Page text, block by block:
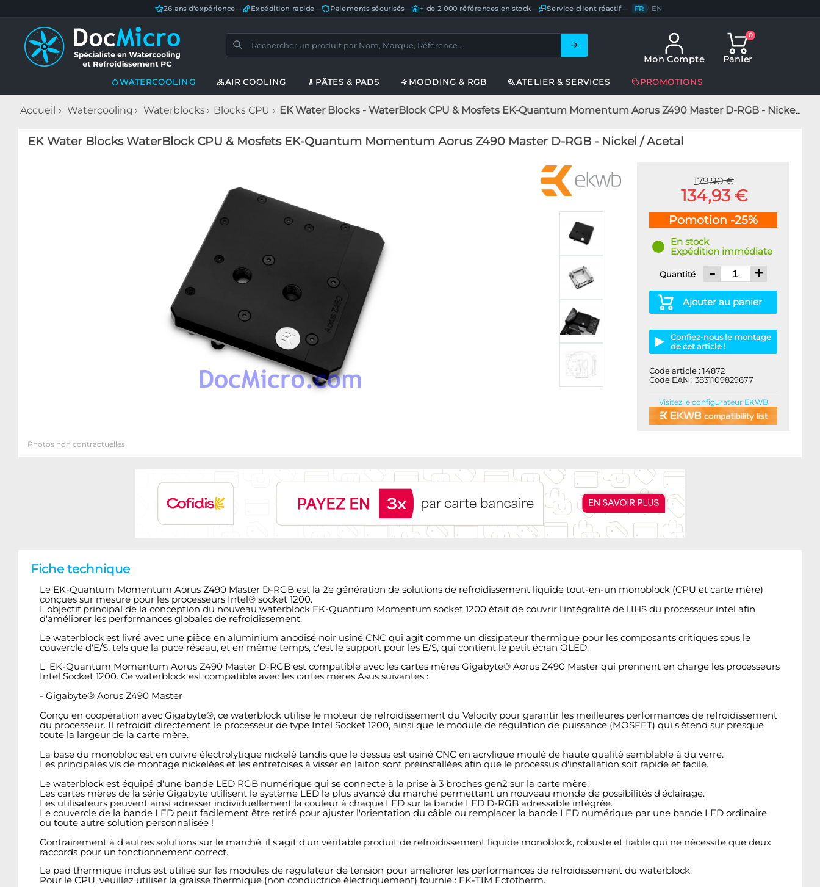
26 ans d'expérience Expédition rapide Paiements sécurisés— + de 2 000 références en stock Service client réactif— FR / EN
Mon Compte
0
Panier
WATERCOOLING AIR COOLING PÂTES & PADS MODDING & RGB ATELIER & SERVICES PROMOTIONS
Accueil Watercooling Waterblocks Blocks CPU EK Water Blocks - WaterBlock CPU & Mosfets EK-Quantum Momentum Aorus Z490 Master D-RGB - Nickel / Acetal
EK Water Blocks WaterBlock CPU & Mosfets EK-Quantum Momentum Aorus Z490 Master D-RGB - Nickel / Acetal
179,90 €
134,93 €
Pomotion -25%
En stock
Expédition immédiate
Quantité - +
Ajouter au panier
Confiez-nous le montage
de cet article !
Code article : 14872
Code EAN : 3831109829677
Visitez le configurateur EKWB
Photos non contractuelles
Fiche technique
Le EK-Quantum Momentum Aorus Z490 Master D-RGB est la 2e génération de solutions de refroidissement liquide tout-en-un monoblock (CPU et carte mère)
conçues sur mesure pour les processeurs Intel® socket 1200.
L'objectif principal de la conception du nouveau waterblock EK-Quantum Momentum socket 1200 était de couvrir l'intégralité de l'IHS du processeur intel afin
d'améliorer les performances globales de refroidissement.
Le waterblock est livré avec une pièce en aluminium anodisé noir usiné CNC qui agit comme un dissipateur thermique pour les composants critiques sous le
couvercle d'E/S, tels que la puce réseau, et en même temps, c'est le support pour les E/S, qui contient le petit écran OLED.
L' EK-Quantum Momentum Aorus Z490 Master D-RGB est compatible avec les cartes mères Gigabyte®Aorus Z490 Master qui prennent en charge les processeurs
Intel Socket 1200. Ce waterblock est compatible avec les cartes mères Asus suivantes :
- Gigabyte®Aorus Z490 Master
Conçu en coopération avec Gigabyte®, ce waterblock utilise le moteur de refroidissement du Velocity pour garantir les meilleures performances de refroidissement
du processeur. Il refroidit directement le processeur de type Intel Socket 1200, ainsi que le module de régulation de puissance (MOSFET) qui s'étend sur presque
toute la largeur de la carte mère.
La base du monobloc est en cuivre électrolytique nickelé tandis que le dessus est usiné CNC en acrylique moulé de haute qualité semblable à du verre.
Les principales vis de montage nickelées et les entretoises à visser en laiton sont préinstallées afin que le processus d'installation soit rapide et facile.
Le waterblock est équipé d'une bande LED RGB numérique qui se connecte à la prise à 3 broches gen2 sur la carte mère.
Les cartes mères de la série Gigabyte utilisent le système LED le plus avancé du marché permettant un nouveau monde de possibilités d'éclairage.
Les utilisateurs peuvent ainsi adresser individuellement la couleur à chaque LED sur la bande LED D-RGB adressable intégrée.
Le couvercle de la bande LED peut facilement être retiré pour ajuster l'orientation du câble ou remplacer la bande LED numérique par une bande LED ordinaire
ou toute autre solution personnalisée !
Contrairement à d'autres solutions sur le marché, il s'agit d'un véritable produit de refroidissement liquide monoblock, robuste et fiable qui ne nécessite que deux
raccords pour un fonctionnement correct.
Le pad thermique inclus est utilisé sur les modules de régulateur de tension pour améliorer les performances de refroidissement du waterblock.
Pour le CPU, veuillez utiliser la graisse thermique (non conductrice électriquement) fournie : EK-TIM Ectotherm.